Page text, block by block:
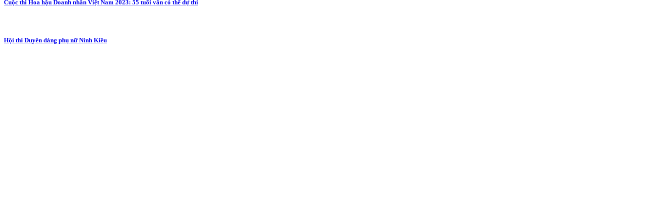
Cuộc thi Hoa hậu Doanh nhân Việt Nam 2023: 55 tuổi vẫn có thể dự thi
Hội thi Duyên dáng phụ nữ Ninh Kiều